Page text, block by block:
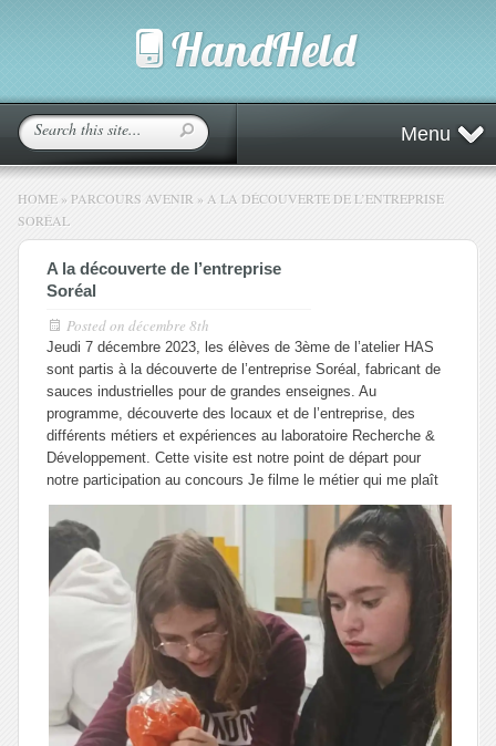
Menu
HOME » PARCOURS AVENIR » A LA DÉCOUVERTE DE L’ENTREPRISE
SORÉAL
A la découverte de l’entreprise
Soréal
Posted on décembre 8th
Jeudi 7 décembre 2023, les élèves de 3ème de l’atelier HAS
sont partis à la découverte de l’entreprise Soréal, fabricant de
sauces industrielles pour de grandes enseignes. Au
programme, découverte des locaux et de l’entreprise, des
différents métiers et expériences au laboratoire Recherche &
Développement. Cette visite est notre point de départ pour
notre participation au concours Je filme le métier qui me plaît